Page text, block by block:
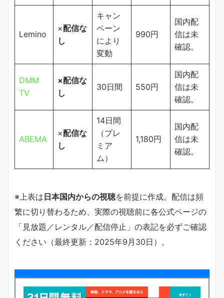
Lemino
×配信な
し
キャン
ペーン
により
変動
990円
国内配
信は未
確認。
DMM
TV
×配信な
し
30日間 550円
国内配
信は未
確認。
ABEMA
×配信な
し
14日間
（プレ
ミア
ム）
1,180円
国内配
信は未
確認。
※上表は日本国内からの視聴を前提に作成。配信は頻
繁に切り替わるため、実際の視聴前に各公式ページの
「見放題／レンタル／配信停止」の表記を必ずご確認
ください（最終更新：2025年9月30日）。